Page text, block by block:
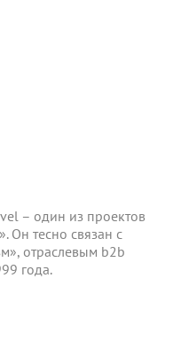
– один из проектов
Он тесно связан с
отраслевым b2b
года.